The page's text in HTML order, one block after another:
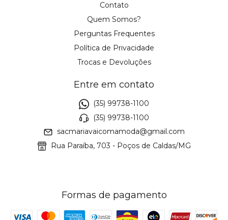
Contato
Quem Somos?
Perguntas Frequentes
Política de Privacidade
Trocas e Devoluções
Entre em contato
(35) 99738-1100
(35) 99738-1100
sacmariavaicomamoda@gmail.com
Rua Paraíba, 703 - Poços de Caldas/MG
Formas de pagamento